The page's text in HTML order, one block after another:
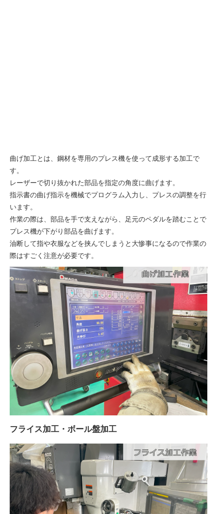
曲げ加工とは、鋼材を専用のプレス機を使って成形する加工で
す。
レーザーで切り抜かれた部品を指定の角度に曲げます。
指示書の曲げ指示を機械でプログラム入力し、プレスの調整を行
います。
作業の際は、部品を手で支えながら、足元のペダルを踏むことで
プレス機が下がり部品を曲げます。
油断して指や衣服などを挟んでしまうと大惨事になるので作業の
際はすごく注意が必要です。
フライス加工・ボール盤加工